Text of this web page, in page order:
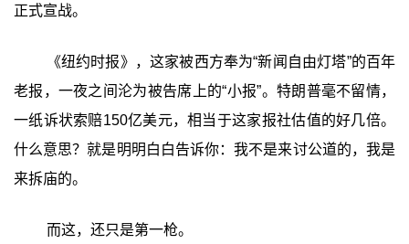
正式宣战。
《纽约时报》，这家被西方奉为“新闻自由灯塔”的百年
老报，一夜之间沦为被告席上的“小报”。特朗普毫不留情，
一纸诉状索赔150亿美元，相当于这家报社估值的好几倍。
什么意思？就是明明白白告诉你：我不是来讨公道的，我是
来拆庙的。
而这，还只是第一枪。